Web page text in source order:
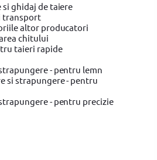
ghidaj de taiere
transport
altor producatori
chitului
taieri rapide
- pentru lemn
si strapungere - pentru
- pentru precizie